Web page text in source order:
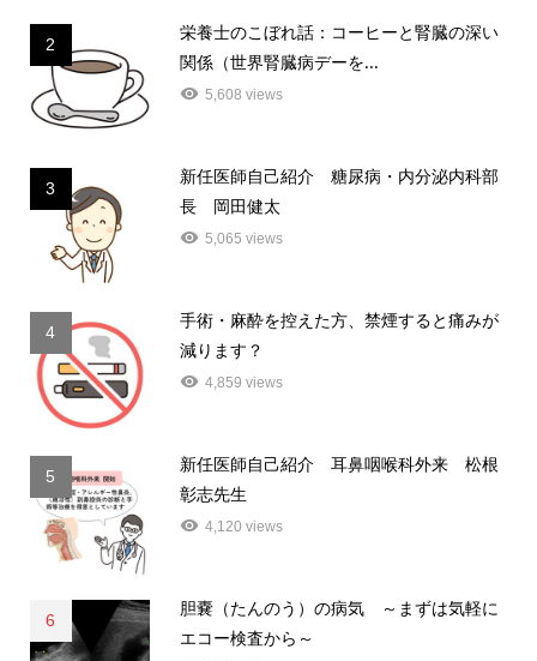
2
栄養士のこぼれ話：コーヒーと腎臓の深い
関係（世界腎臓病デーを...
5,608 views
3
新任医師自己紹介 糖尿病・内分泌内科部
長 岡田健太
5,065 views
4
手術・麻酔を控えた方、禁煙すると痛みが
減ります？
4,859 views
5
新任医師自己紹介 耳鼻咽喉科外来 松根
彰志先生
4,120 views
6
胆嚢（たんのう）の病気 ～まずは気軽に
エコー検査から～